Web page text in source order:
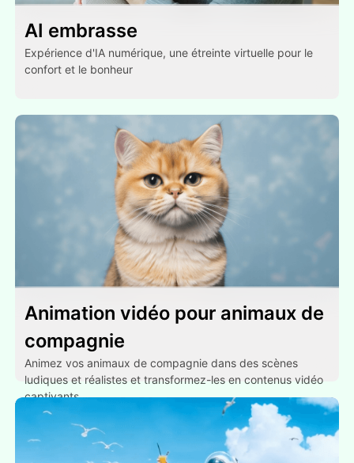
AI embrasse
Expérience d'IA numérique, une étreinte virtuelle pour le
confort et le bonheur
Animation vidéo pour animaux de
compagnie
Animez vos animaux de compagnie dans des scènes
ludiques et réalistes et transformez-les en contenus vidéo
captivants.